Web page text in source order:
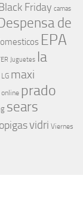
Friday camas
de
EPA
Juguetes la
LG maxi
online prado
sears
vidri Viernes